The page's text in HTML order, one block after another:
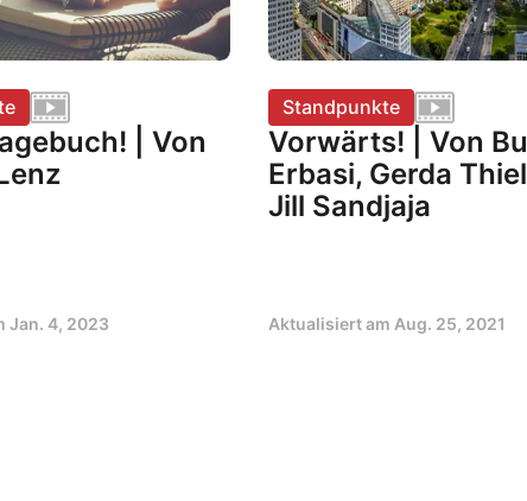
| Von
Jan. 4, 2023
Standpunkte
Vorwärts! | Von
Erbasi, Gerda
Jill Sandjaja
Aktualisiert am Aug. 25, 2021